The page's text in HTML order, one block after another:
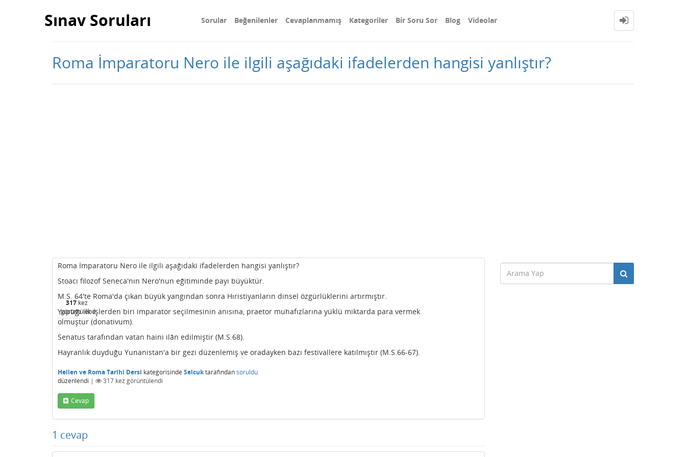
Sınav Soruları Sorular Beğenilenler Cevaplanmamış Kategoriler Bir Soru Sor Blog Videolar
Roma İmparatoru Nero ile ilgili aşağıdaki ifadelerden hangisi yanlıştır?
317 kez
görüntülendi
Roma İmparatoru Nero ile ilgili aşağıdaki ifadelerden hangisi yanlıştır?
Stoacı filozof Seneca'nın Nero'nun eğitiminde payı büyüktür.
M.S. 64'te Roma'da çıkan büyük yangından sonra Hıristiyanların dinsel özgürlüklerini artırmıştır.
Yaptığı ilk işlerden biri imparator seçilmesinin anısına, praetor muhafızlarına yüklü miktarda para vermek
olmuştur (donativum).
Senatus tarafından vatan haini ilân edilmiştir (M.S.68).
Hayranlık duyduğu Yunanistan'a bir gezi düzenlemiş ve oradayken bazı festivallere katılmıştır (M.S.66-67).
Hellen ve Roma Tarihi Dersi kategorisinde Selcuktarafındansoruldu
düzenlendi | 317 kez görüntülendi
Cevap
1 cevap